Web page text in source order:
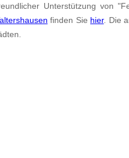
Unterstützung von
finden Sie hier. Die